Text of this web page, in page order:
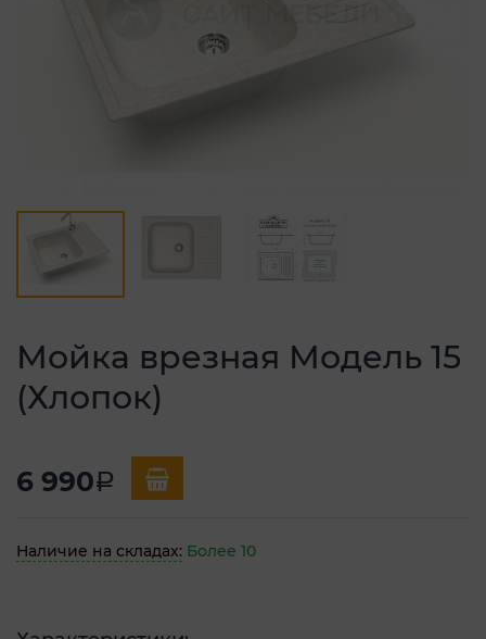
Мойка врезная Модель 15
(Хлопок)
6 990a
Наличие на складах: Более 10